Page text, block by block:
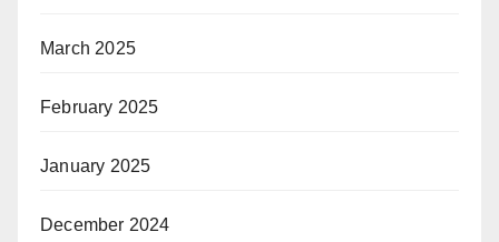
March 2025
February 2025
January 2025
December 2024